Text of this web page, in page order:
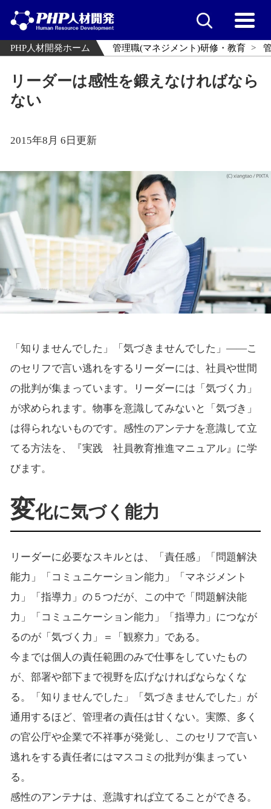
PHP人材開発ホーム 管理職(マネジメント)研修・教育
リーダーは感性を鍛えなければなら
ない
2015年8月 6日更新
「知りませんでした」「気づきませんでした」――こ
のセリフで言い逃れをするリーダーには、社員や世間
の批判が集まっています。リーダーには「気づく力」
が求められます。物事を意識してみないと「気づき」
は得られないものです。感性のアンテナを意識して立
てる方法を、『実践 社員教育推進マニュアル』に学
びます。
変化に気づく能力
リーダーに必要なスキルとは、「責任感」「問題解決
能力」「コミュニケーション能力」「マネジメント
力」「指導力」の５つだが、この中で「問題解決能
力」「コミュニケーション能力」「指導力」につなが
るのが「気づく力」＝「観察力」である。
今までは個人の責任範囲のみで仕事をしていたもの
が、部署や部下まで視野を広げなければならなくな
る。「知りませんでした」「気づきませんでした」が
通用するほど、管理者の責任は甘くない。実際、多く
の官公庁や企業で不祥事が発覚し、このセリフで言い
逃れをする責任者にはマスコミの批判が集まってい
る。
感性のアンテナは、意識すれば立てることができる。